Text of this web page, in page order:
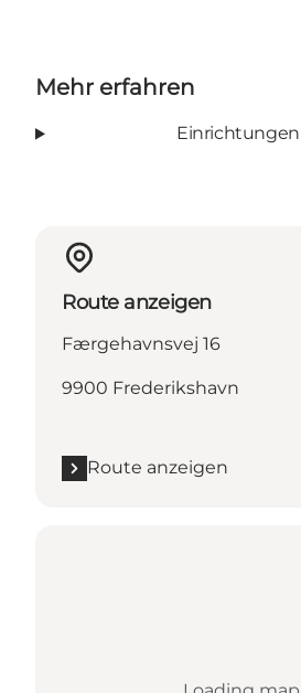
Mehr erfahren
Einrichtungen
Route anzeigen
Færgehavnsvej 16
9900 Frederikshavn
Route anzeigen